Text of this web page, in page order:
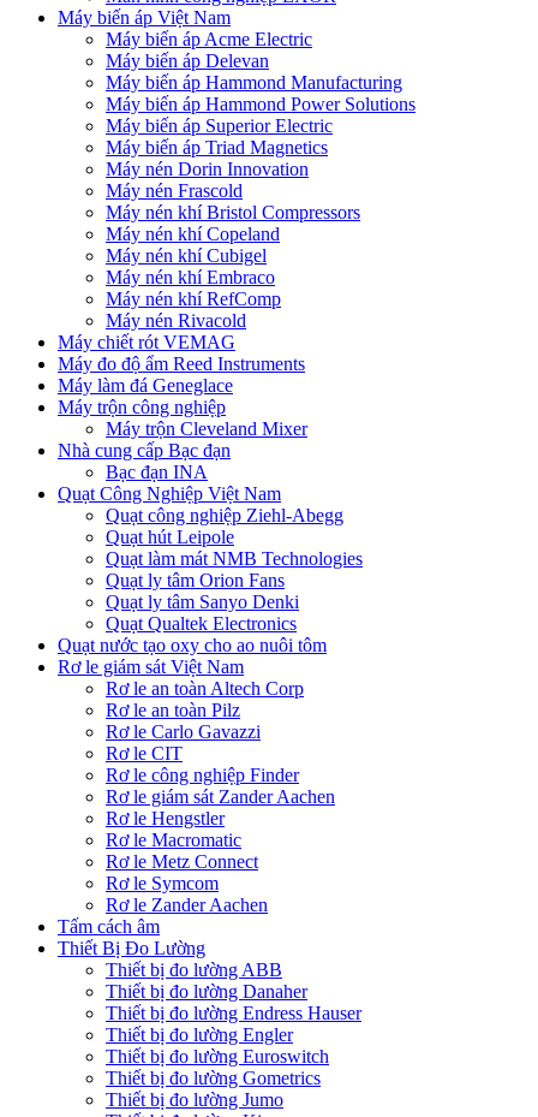
Máy biến áp Việt Nam
Máy biến áp Acme Electric
Máy biến áp Delevan
Máy biến áp Hammond Manufacturing
Máy biến áp Hammond Power Solutions
Máy biến áp Superior Electric
Máy biến áp Triad Magnetics
Máy nén Dorin Innovation
Máy nén Frascold
Máy nén khí Bristol Compressors
Máy nén khí Copeland
Máy nén khí Cubigel
Máy nén khí Embraco
Máy nén khí RefComp
Máy nén Rivacold
Máy chiết rót VEMAG
Máy đo độ ẩm Reed Instruments
Máy làm đá Geneglace
Máy trộn công nghiệp
Máy trộn Cleveland Mixer
Nhà cung cấp Bạc đạn
Bạc đạn INA
Quạt Công Nghiệp Việt Nam
Quạt công nghiệp Ziehl-Abegg
Quạt hút Leipole
Quạt làm mát NMB Technologies
Quạt ly tâm Orion Fans
Quạt ly tâm Sanyo Denki
Quạt Qualtek Electronics
Quạt nước tạo oxy cho ao nuôi tôm
Rơ le giám sát Việt Nam
Rơ le an toàn Altech Corp
Rơ le an toàn Pilz
Rơ le Carlo Gavazzi
Rơ le CIT
Rơ le công nghiệp Finder
Rơ le giám sát Zander Aachen
Rơ le Hengstler
Rơ le Macromatic
Rơ le Metz Connect
Rơ le Symcom
Rơ le Zander Aachen
Tấm cách âm
Thiết Bị Đo Lường
Thiết bị đo lường ABB
Thiết bị đo lường Danaher
Thiết bị đo lường Endress Hauser
Thiết bị đo lường Engler
Thiết bị đo lường Euroswitch
Thiết bị đo lường Gometrics
Thiết bị đo lường Jumo